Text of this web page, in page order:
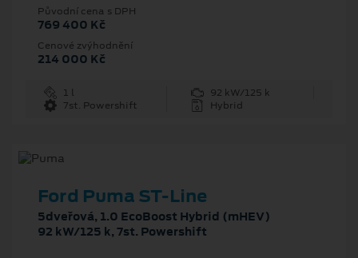
Původní cena s DPH
769 400 Kč
Cenové zvýhodnění
214 000 Kč
1 l
92 kW/125 k
7st. Powershift
Hybrid
Ford Puma ST-Line
5dveřová, 1.0 EcoBoost Hybrid (mHEV)
92 kW/125 k, 7st. Powershift